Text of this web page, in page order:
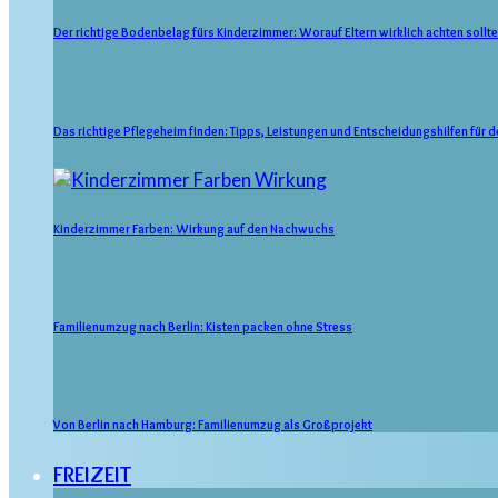
Der richtige Bodenbelag fürs Kinderzimmer: Worauf Eltern wirklich achten
Das richtige Pflegeheim finden: Tipps, Leistungen und Entscheidungshilfen für
Kinderzimmer Farben: Wirkung auf den Nachwuchs
Familienumzug nach Berlin: Kisten packen ohne Stress
Von Berlin nach Hamburg: Familienumzug als Großprojekt
FREIZEIT